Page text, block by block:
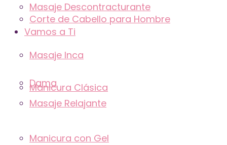
Corte de Cabello para Hombre
Dama
Masaje Descontracturante
Masaje Inca
Masaje Relajante
Vamos a Ti
Manicura Clásica
Manicura con Gel